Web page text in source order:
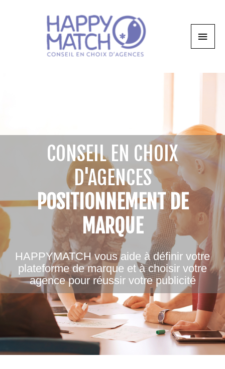
CONSEIL EN CHOIX
D'AGENCES
POSITIONNEMENT DE
MARQUE
HAPPYMATCH vous aide à définir votre
plateforme de marque et à choisir votre
agence pour réussir votre publicité